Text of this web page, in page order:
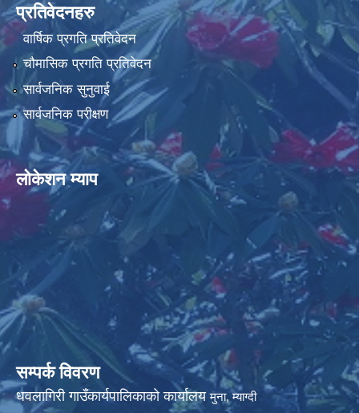
प्रतिवेदनहरु
वार्षिक प्रगति प्रतिवेदन
चौमासिक प्रगति प्रतिवेदन
सार्वजनिक सुनुवाई
सार्वजनिक परीक्षण
लोकेशन म्याप
सम्पर्क विवरण
धवलागिरी गाउँकार्यपालिकाको कार्यालयमुना, म्याग्दी